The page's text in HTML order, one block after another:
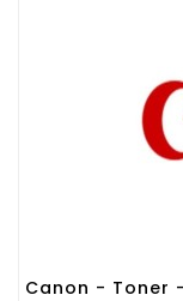
Canon - Toner